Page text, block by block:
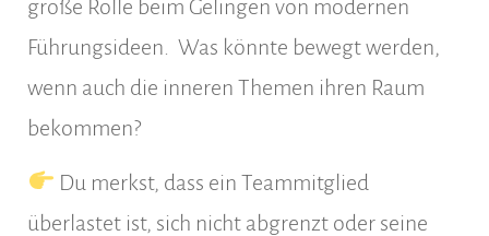
große Rolle beim Gelingen von modernen
Führungsideen. Was könnte bewegt werden,
wenn auch die inneren Themen ihren Raum
bekommen?
Du merkst, dass ein Teammitglied
überlastet ist, sich nicht abgrenzt oder seine